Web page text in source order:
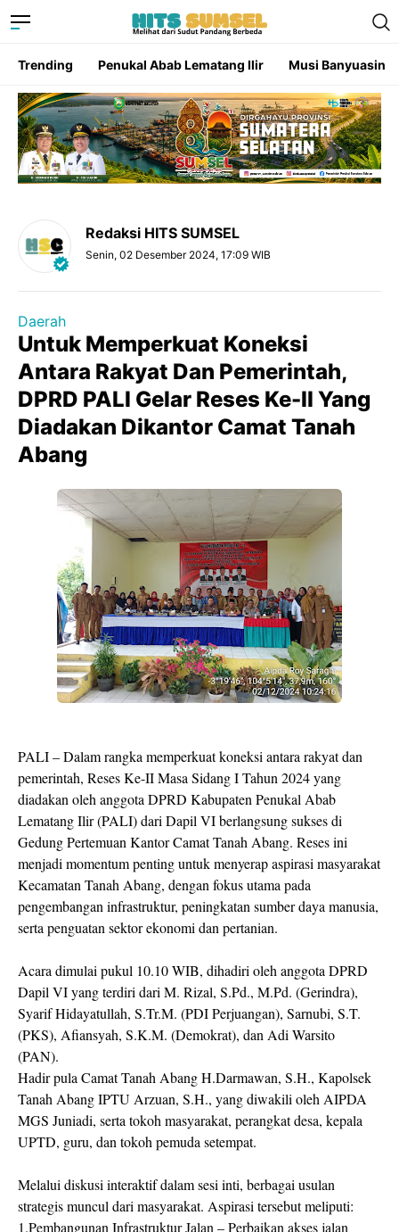
Trending Penukal Abab Lematang Ilir Musi Banyuasin
Redaksi HITS SUMSEL
Senin, 02 Desember 2024, 17:09 WIB
Daerah
Untuk Memperkuat Koneksi
Antara Rakyat Dan Pemerintah,
DPRD PALI Gelar Reses Ke-II Yang
Diadakan Dikantor Camat Tanah
Abang
PALI – Dalam rangka memperkuat koneksi antara rakyat dan
pemerintah, Reses Ke-II Masa Sidang I Tahun 2024 yang
diadakan oleh anggota DPRD Kabupaten Penukal Abab
Lematang Ilir (PALI) dari Dapil VI berlangsung sukses di
Gedung Pertemuan Kantor Camat Tanah Abang. Reses ini
menjadi momentum penting untuk menyerap aspirasi masyarakat
Kecamatan Tanah Abang, dengan fokus utama pada
pengembangan infrastruktur, peningkatan sumber daya manusia,
serta penguatan sektor ekonomi dan pertanian.
Acara dimulai pukul 10.10 WIB, dihadiri oleh anggota DPRD
Dapil VI yang terdiri dari M. Rizal, S.Pd., M.Pd. (Gerindra),
Syarif Hidayatullah, S.Tr.M. (PDI Perjuangan), Sarnubi, S.T.
(PKS), Afiansyah, S.K.M. (Demokrat), dan Adi Warsito
(PAN).
Hadir pula Camat Tanah Abang H.Darmawan, S.H., Kapolsek
Tanah Abang IPTU Arzuan, S.H., yang diwakili oleh AIPDA
MGS Juniadi, serta tokoh masyarakat, perangkat desa, kepala
UPTD, guru, dan tokoh pemuda setempat.
Melalui diskusi interaktif dalam sesi inti, berbagai usulan
strategis muncul dari masyarakat. Aspirasi tersebut meliputi:
1.Pembangunan Infrastruktur Jalan – Perbaikan akses jalan